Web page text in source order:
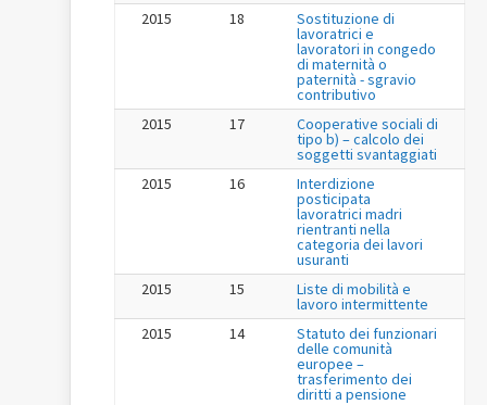
2015
18 Sostituzione di
lavoratrici e
lavoratori in congedo
di maternità o
paternità - sgravio
contributivo
2015
17 Cooperative sociali di
tipo b) – calcolo dei
soggetti svantaggiati
2015
16 Interdizione
posticipata
lavoratrici madri
rientranti nella
categoria dei lavori
usuranti
2015
15 Liste di mobilità e
lavoro intermittente
2015
14 Statuto dei funzionari
delle comunità
europee –
trasferimento dei
diritti a pensione